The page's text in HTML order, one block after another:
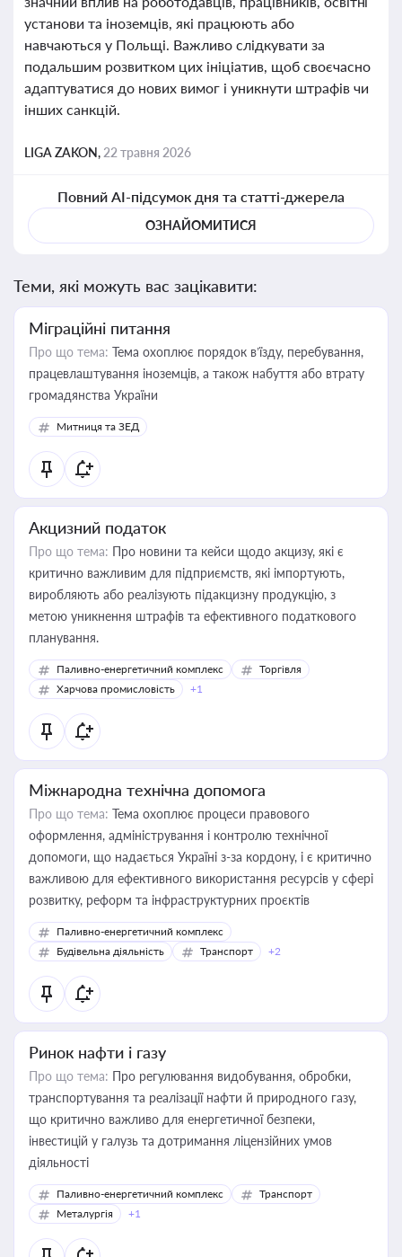
установи та іноземців, які працюють або
навчаються у Польщі. Важливо слідкувати за
подальшим розвитком цих ініціатив, щоб своєчасно
адаптуватися до нових вимог і уникнути штрафів чи
інших санкцій.
LIGA ZAKON, 22 травня 2026
Повний AI-підсумок дня та статті-джерела
ОЗНАЙОМИТИСЯ
Теми, які можуть вас зацікавити:
Міграційні питання
Про що тема: Тема охоплює порядок в’їзду, перебування,
працевлаштування іноземців, а також набуття або втрату
громадянства України
Митниця та ЗЕД
Акцизний податок
Про що тема: Про новини та кейси щодо акцизу, які є
критично важливим для підприємств, які імпортують,
виробляють або реалізують підакцизну продукцію, з
метою уникнення штрафів та ефективного податкового
планування.
Паливно-енергетичний комплекс
Торгівля
Харчова промисловість
+1
Міжнародна технічна допомога
Про що тема: Тема охоплює процеси правового
оформлення, адміністрування і контролю технічної
допомоги, що надається Україні з-за кордону, і є критично
важливою для ефективного використання ресурсів у сфері
розвитку, реформ та інфраструктурних проєктів
Паливно-енергетичний комплекс
Будівельна діяльність
Транспорт +2
Ринок нафти і газу
Про що тема: Про регулювання видобування, обробки,
транспортування та реалізації нафти й природного газу,
що критично важливо для енергетичної безпеки,
інвестицій у галузь та дотримання ліцензійних умов
діяльності
Паливно-енергетичний комплекс
Транспорт
Металургія
+1